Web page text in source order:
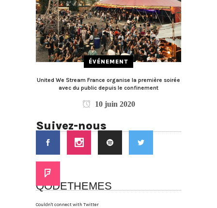
ÉVÉNEMENT
United We Stream France organise la première soirée
avec du public depuis le confinement
10 juin 2020
Suivez-nous
QODETHEMES
Couldn't connect with Twitter